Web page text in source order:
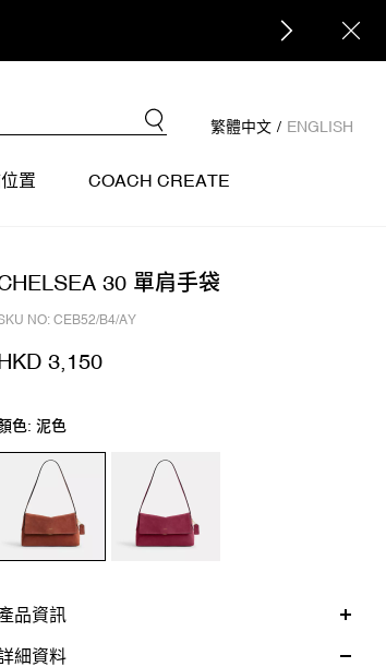
繁體中文 / ENGLISH
置 COACH CREATE
30 單肩手袋
NO: CEB52/B4/AY
3,150
色: 泥色
品資訊
細資料